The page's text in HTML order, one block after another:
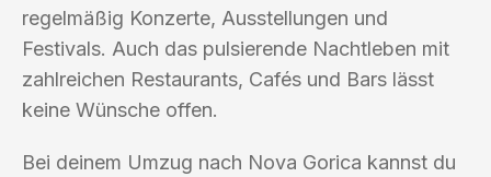
regelmäßig Konzerte, Ausstellungen und
Festivals. Auch das pulsierende Nachtleben mit
zahlreichen Restaurants, Cafés und Bars lässt
keine Wünsche offen.
Bei deinem Umzug nach Nova Gorica kannst du